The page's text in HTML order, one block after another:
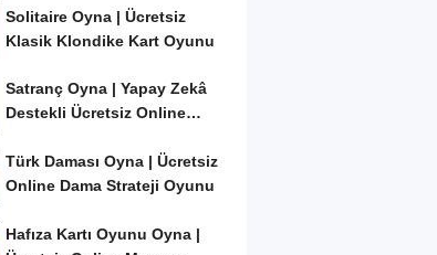
Solitaire Oyna | Ücretsiz
Klasik Klondike Kart Oyunu
Satranç Oyna | Yapay Zekâ
Destekli Ücretsiz Online
Türk Daması Oyna | Ücretsiz
Online Dama Strateji Oyunu
Hafıza Kartı Oyunu Oyna |